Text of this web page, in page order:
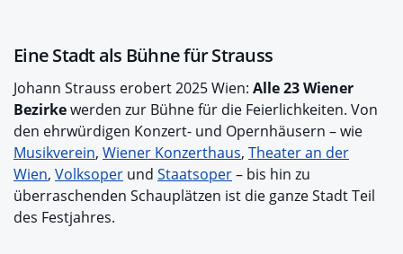
Eine Stadt als Bühne für Strauss
Johann Strauss erobert 2025 Wien: Alle 23 Wiener
Bezirkewerden zur Bühne für die Feierlichkeiten. Von
den ehrwürdigen Konzert- und Opernhäusern – wie
Musikverein, Wiener Konzerthaus, Theater an der
Wien, Volksoper und Staatsoper– bis hin zu
überraschenden Schauplätzen ist die ganze Stadt Teil
des Festjahres.